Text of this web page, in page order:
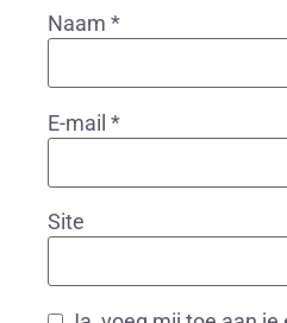
Naam *
E-mail *
Site